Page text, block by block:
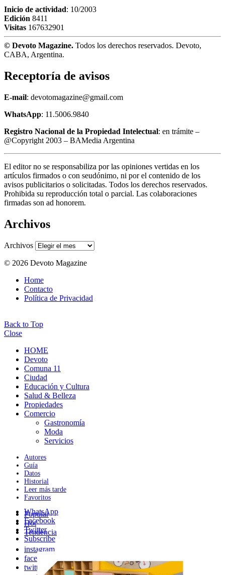
Inicio de actividad: 10/2003
Edición 8411
Visitas 167632901
© Devoto Magazine. Todos los derechos reservados. Devoto,
CABA, Argentina.
Receptoría de avisos
E-mail: devotomagazine@gmail.com
WhatsApp: 11.5006.9840
Registro Nacional de la Propiedad Intelectual: en trámite –
@Copyright 2003 – BAMedia Argentina
El editor no se responsabiliza por las opiniones vertidas en los
artículos firmados o con seudónimo, ni por el contenido de los
avisos publicitarios o solicitadas. Todos los derechos reservados.
Prohibida su reproducción total o parcial. Las colaboraciones
firmadas son ad honorem.
Archivos
Archivos
© 2026 Devoto Magazine
Home
Contacto
Política de Privacidad
Back to Top
Close
HOME
Devoto
Comuna 11
Ciudad
Educación y Cultura
Salud & Belleza
Propiedades
Comercio
Gastronomía
Moda
Servicios
Autores
Guía
Datos
Historial
Leer más tarde
Favoritos
Popular
Hot
Tendencia
instagram
facebook
twitter
WhatsApp
Facebook
Twitter
Subscribe